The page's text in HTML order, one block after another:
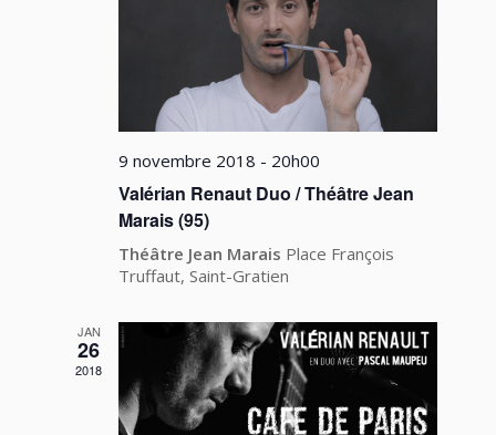
9 novembre 2018 - 20h00
Valérian Renaut Duo / Théâtre Jean
Marais (95)
Théâtre Jean Marais Place François
Truffaut, Saint-Gratien
JAN
26
2018